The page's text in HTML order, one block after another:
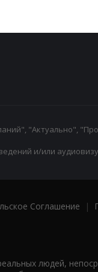
"Актуально",
и/или
Соглашение |
людей,